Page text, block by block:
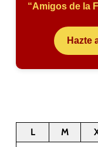
“Amigos de la
Hazte
L M